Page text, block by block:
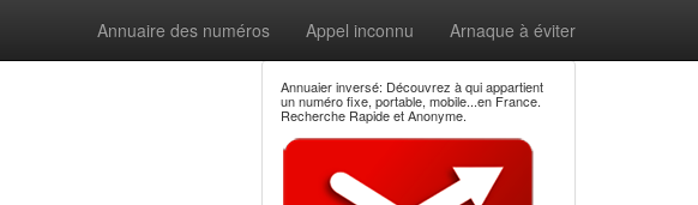
Annuaire des numéros Appel inconnu Arnaque à éviter
Annuaier inversé: Découvrez à qui appartient
un numéro fixe, portable, mobile...en France.
Recherche Rapide et Anonyme.